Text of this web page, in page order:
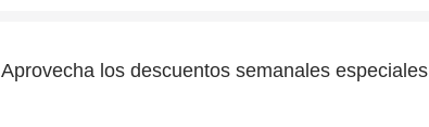
Aprovecha los descuentos semanales especiales